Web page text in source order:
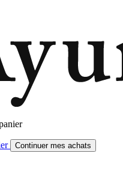
Continuer mes achats